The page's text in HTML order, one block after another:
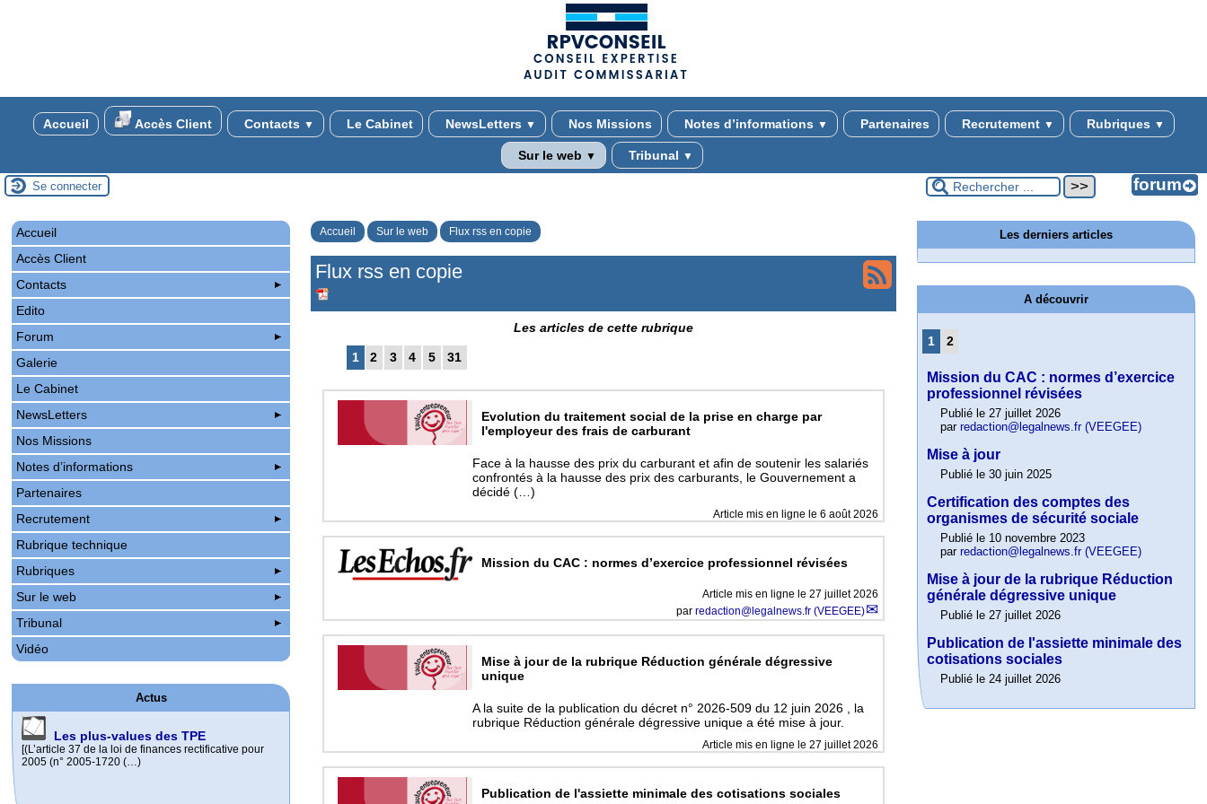
Accueil Accès Client Contacts ▼ Le Cabinet NewsLetters ▼ Nos Missions Notes d’informations ▼ Partenaires Recrutement ▼ Rubriques ▼
Sur le web ▼ Tribunal ▼
Se connecter
Accueil Sur le web Flux rss en copie
Flux rss en copie
Les articles de cette rubrique
1 2 3 4 5 31
Evolution du traitement social de la prise en charge par
l'employeur des frais de carburant
Face à la hausse des prix du carburant et afin de soutenir les salariés
confrontés à la hausse des prix des carburants, le Gouvernement a
décidé (…)
Article mis en ligne le 6 août 2026
Mission du CAC : normes d’exercice professionnel révisées
Article mis en ligne le 27 juillet 2026
par redaction@legalnews.fr (VEEGEE)
Mise à jour de la rubrique Réduction générale dégressive
unique
A la suite de la publication du décret n° 2026-509 du 12 juin 2026 , la
rubrique Réduction générale dégressive unique a été mise à jour.
Article mis en ligne le 27 juillet 2026
Publication de l'assiette minimale des cotisations sociales
Accueil
Accès Client
Contacts
Edito
Forum
Galerie
Le Cabinet
NewsLetters
Nos Missions
Notes d’informations
Partenaires
Recrutement
Rubrique technique
Rubriques
Sur le web
Tribunal
Vidéo
Actus
Les plus-values des TPE
[(L’article 37 de la loi de finances rectificative pour
2005 (n° 2005-1720 (…)
Les derniers articles
A découvrir
1 2
Mission du CAC : normes d’exercice
professionnel révisées
Publié le 27 juillet 2026
parredaction@legalnews.fr (VEEGEE)
Mise à jour
Publié le 30 juin 2025
Certification des comptes des
organismes de sécurité sociale
Publié le 10 novembre 2023
parredaction@legalnews.fr (VEEGEE)
Mise à jour de la rubrique Réduction
générale dégressive unique
Publié le 27 juillet 2026
Publication de l'assiette minimale des
cotisations sociales
Publié le 24 juillet 2026